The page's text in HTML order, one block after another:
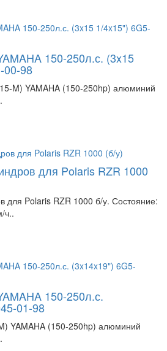
150-250л.с. (3x15
00-98
M) YAMAHA (150-250hp) алюминий
для Polaris RZR 1000
для Polaris RZR 1000 б/у. Состояние:
ч..
150-250л.с.
01-98
YAMAHA (150-250hp) алюминий